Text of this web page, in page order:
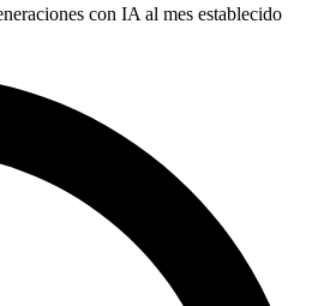
con IA al mes establecido